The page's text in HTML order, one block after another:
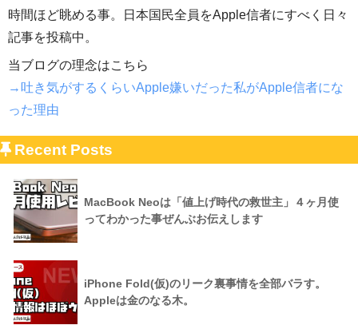
時間ほど眺める事。日本国民全員をApple信者にすべく日々
記事を投稿中。
当ブログの理念はこちら
→吐き気がするくらいApple嫌いだった私がApple信者にな
った理由
Recent Posts
MacBook Neoは「値上げ時代の救世主」４ヶ月使
ってわかった事ぜんぶお伝えします
iPhone Fold(仮)のリーク裏事情を全部バラす。
Appleは金のなる木。